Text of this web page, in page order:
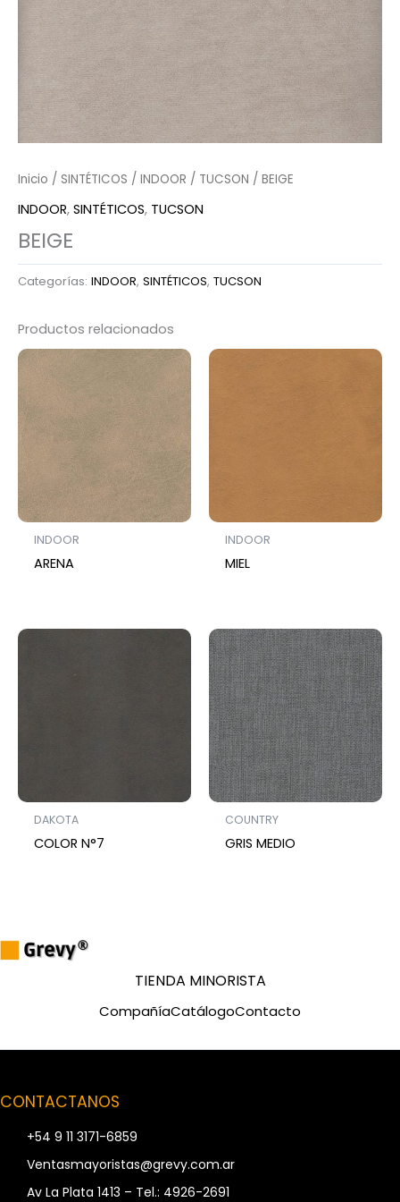
Inicio / SINTÉTICOS / INDOOR / TUCSON / BEIGE
INDOOR, SINTÉTICOS, TUCSON
BEIGE
Categorías: INDOOR, SINTÉTICOS, TUCSON
Productos relacionados
INDOOR
ARENA
INDOOR
MIEL
DAKOTA
COLOR N°7
COUNTRY
GRIS MEDIO
TIENDA MINORISTA
CompañíaCatálogoContacto
CONTACTANOS
+54 9 11 3171-6859
Ventasmayoristas@grevy.com.ar
Av La Plata 1413 – Tel.: 4926-2691